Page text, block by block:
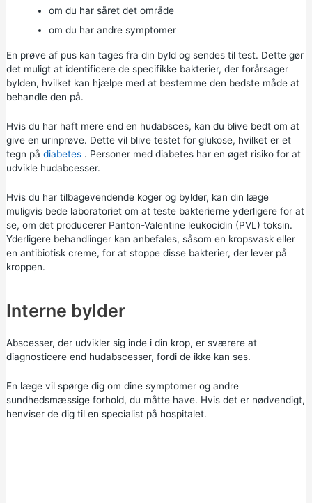
om du har såret det område
om du har andre symptomer
En prøve af pus kan tages fra din byld og sendes til test. Dette gør
det muligt at identificere de specifikke bakterier, der forårsager
bylden, hvilket kan hjælpe med at bestemme den bedste måde at
behandle den på.
Hvis du har haft mere end en hudabsces, kan du blive bedt om at
give en urinprøve. Dette vil blive testet for glukose, hvilket er et
tegn på diabetes. Personer med diabetes har en øget risiko for at
udvikle hudabcesser.
Hvis du har tilbagevendende koger og bylder, kan din læge
muligvis bede laboratoriet om at teste bakterierne yderligere for at
se, om det producerer Panton-Valentine leukocidin (PVL) toksin.
Yderligere behandlinger kan anbefales, såsom en kropsvask eller
en antibiotisk creme, for at stoppe disse bakterier, der lever på
kroppen.
Interne bylder
Abscesser, der udvikler sig inde i din krop, er sværere at
diagnosticere end hudabscesser, fordi de ikke kan ses.
En læge vil spørge dig om dine symptomer og andre
sundhedsmæssige forhold, du måtte have. Hvis det er nødvendigt,
henviser de dig til en specialist på hospitalet.